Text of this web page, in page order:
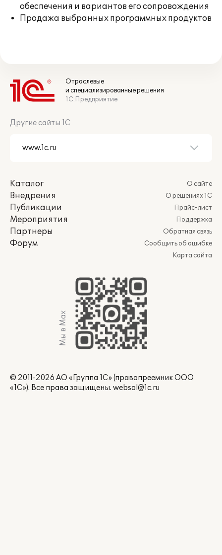
обеспечения и вариантов его сопровождения
Продажа выбранных программных продуктов
Отраслевые
и специализированные решения
1С:Предприятие
Другие сайты 1С
Каталог
Внедрения
Публикации
Мероприятия
Партнеры
Форум
О сайте
О решениях 1С
Прайс-лист
Поддержка
Обратная связь
Сообщить об ошибке
Карта сайта
Мы в Max
© 2011-2026 АО «Группа 1С» (правопреемник ООО
«1С»). Все права защищены. websol@1c.ru